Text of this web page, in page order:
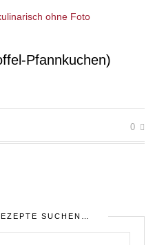
Pfannkuchen)
0
SUCHEN…